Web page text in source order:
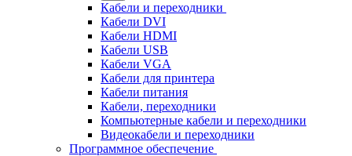
Кабели и переходники
Кабели DVI
Кабели HDMI
Кабели USB
Кабели VGA
Кабели для принтера
Кабели питания
Кабели, переходники
Компьютерные кабели и переходники
Видеокабели и переходники
Программное обеспечение